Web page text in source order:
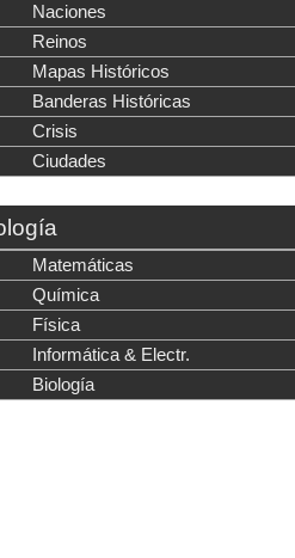
Naciones
Reinos
Mapas Históricos
Banderas Históricas
Crisis
Ciudades
Matemáticas
Química
Física
Informática & Electr.
Biología